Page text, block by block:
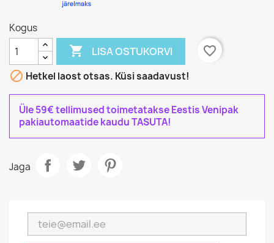
Kogus
 LISA OSTUKORVI
favorite_border
 Hetkel laost otsas. Küsi saadavust!
Üle 59€ tellimused toimetatakse Eestis Venipak
pakiautomaatide kaudu TASUTA!
Jaga